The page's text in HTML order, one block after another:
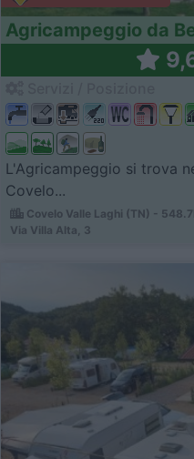
Agricampeggio da
L'Agricampeggio si trova
Covelo...
Covelo Valle Laghi (TN) -
Via Villa Alta, 3